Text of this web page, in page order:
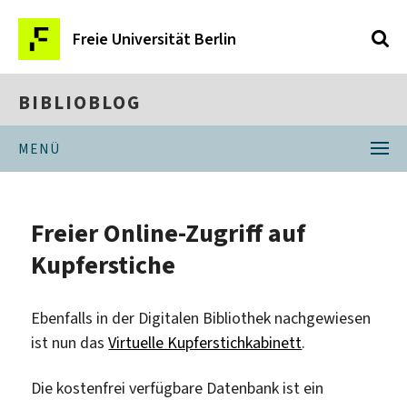
Freie Universität Berlin
BIBLIOBLOG
MENÜ
Freier Online-Zugriff auf
Kupferstiche
Ebenfalls in der Digitalen Bibliothek nachgewiesen
ist nun dasVirtuelle Kupferstichkabinett.
Die kostenfrei verfügbare Datenbank ist ein